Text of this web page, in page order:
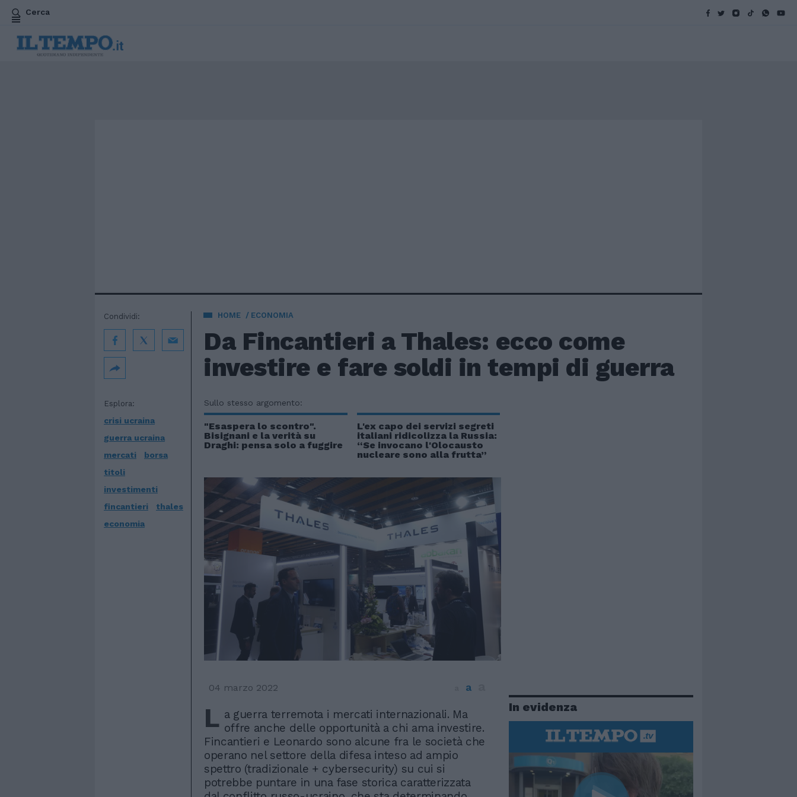
Cerca
HOME ECONOMIA
Da Fincantieri a Thales: ecco come
investire e fare soldi in tempi di guerra
Esplora:
crisi ucraina
guerra ucraina
mercati
borsa
titoli
investimenti
fincantieri
thales
economia
Condividi:
Sullo stesso argomento:
"Esaspera lo scontro".
Bisignani e la verità su
Draghi: pensa solo a fuggire
L'ex capo dei servizi segreti
italiani ridicolizza la Russia:
“Se invocano l'Olocausto
nucleare sono alla frutta”
04 marzo 2022 a
L a guerra terremota i mercati internazionali. Ma
offre anche delle opportunità a chi ama investire.
Fincantieri e Leonardo sono alcune fra le società che
operano nel settore della difesa inteso ad ampio
spettro (tradizionale + cybersecurity) su cui si
potrebbe puntare in una fase storica caratterizzata
In evidenza